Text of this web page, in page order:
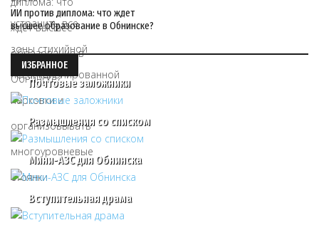
ИИ против диплома: что ждет
высшее образование в Обнинске?
ИЗБРАННОЕ
Почтовые заложники
Размышления со списком
Мини-АЗС для Обнинска
Вступительная драма